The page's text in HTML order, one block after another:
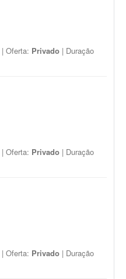
| Oferta: Privado | Duração
| Oferta: Privado | Duração
| Oferta: Privado | Duração